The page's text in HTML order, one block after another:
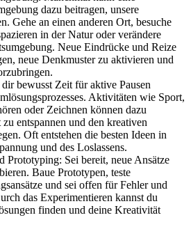
dazu beitragen, unsere
Gehe an einen anderen Ort, besuche
in der Natur oder verändere
Neue Eindrücke und Reize
neue Denkmuster zu aktivieren und
bewusst Zeit für aktive Pausen
Aktivitäten wie Sport,
oder Zeichnen können dazu
entspannen und den kreativen
Oft entstehen die besten Ideen in
und des Loslassens.
Prototyping: Sei bereit, neue Ansätze
Baue Prototypen, teste
und sei offen für Fehler und
das Experimentieren kannst du
finden und deine Kreativität